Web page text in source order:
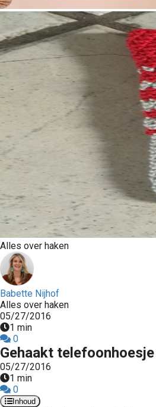
Alles over haken
Babette Nijhof
Alles over haken
05/27/2016
1 min
0
Gehaakt telefoonhoesje
05/27/2016
1 min
0
Inhoud